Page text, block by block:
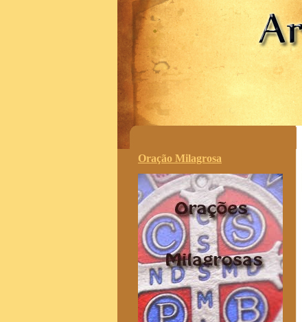
.
Oração Milagrosa